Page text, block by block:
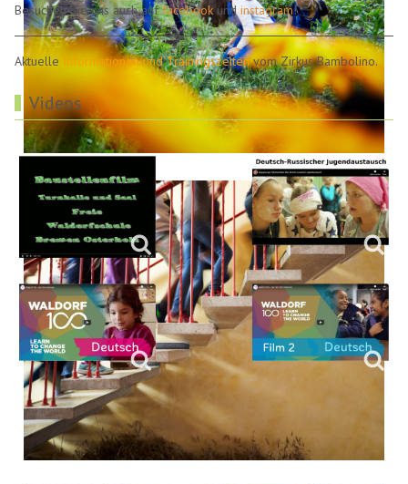
Besuchen Sie uns auch auffacebookundinstagram!
Aktuelle Informationen und Trainingszeitenvom Zirkus Bambolino.
Videos